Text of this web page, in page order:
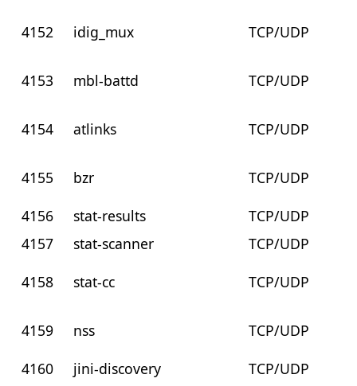
4152 idig_mux TCP/UDP
4153 mbl-battd TCP/UDP
4154 atlinks TCP/UDP
4155 bzr
TCP/UDP
4156
stat-results
TCP/UDP
4157
stat-scanner
TCP/UDP
4158
stat-cc TCP/UDP
4159 nss
TCP/UDP
4160
jini-discovery
TCP/UDP